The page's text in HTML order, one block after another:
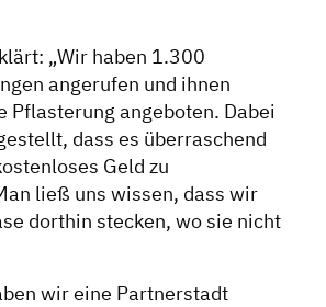
„Wir haben 1.300
angerufen und ihnen
Pflasterung angeboten. Dabei
dass es überraschend
Geld zu
ließ uns wissen, dass wir
dorthin stecken, wo sie nicht
wir eine Partnerstadt